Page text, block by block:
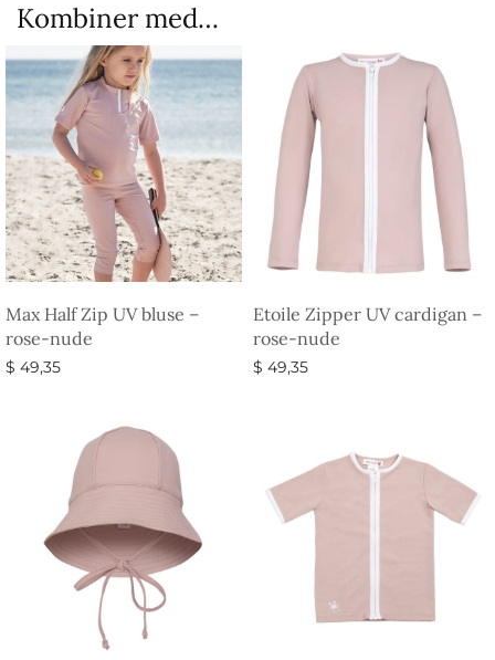
Kombiner med…
Max Half Zip UV bluse –
rose-nude
$ 49,35
Etoile Zipper UV cardigan –
rose-nude
$ 49,35